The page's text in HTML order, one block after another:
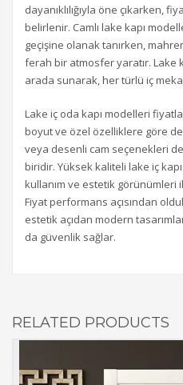
dayanıklılığıyla öne çıkarken,
belirlenir. Camlı lake kapı
geçişine olanak tanırken,
ferah bir atmosfer yaratır. Lake
arada sunarak, her türlü iç
Lake iç oda kapı modelleri
boyut ve özel özelliklere göre
veya desenli cam seçenekleri
biridir. Yüksek kaliteli lake iç
kullanım ve estetik görünümleri
Fiyat performans açısından
estetik açıdan modern
da güvenlik sağlar.
RELATED PRODUCTS